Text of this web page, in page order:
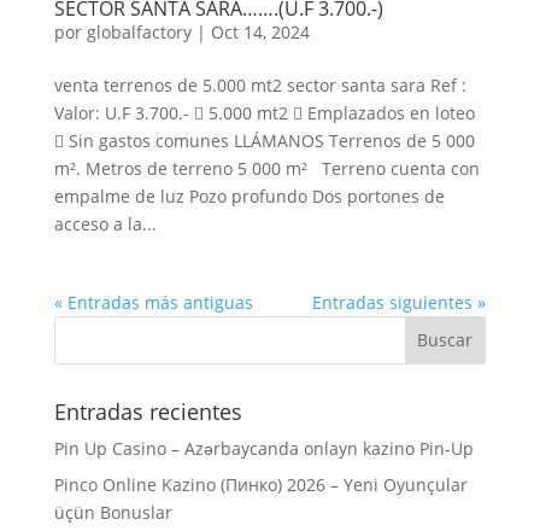
SECTOR SANTA SARA…….(U.F 3.700.-)
por globalfactory| Oct 14, 2024
venta terrenos de 5.000 mt2 sector santa sara Ref :
Valor: U.F 3.700.-  5.000 mt2  Emplazados en loteo
 Sin gastos comunes LLÁMANOS Terrenos de 5 000
m². Metros de terreno 5 000 m² Terreno cuenta con
empalme de luz Pozo profundo Dos portones de
acceso a la...
« Entradas más antiguas Entradas siguientes »
Entradas recientes
Pin Up Casino – Azərbaycanda onlayn kazino Pin-Up
Pinco Online Kazino (Пинко) 2026 – Yeni Oyunçular
üçün Bonuslar